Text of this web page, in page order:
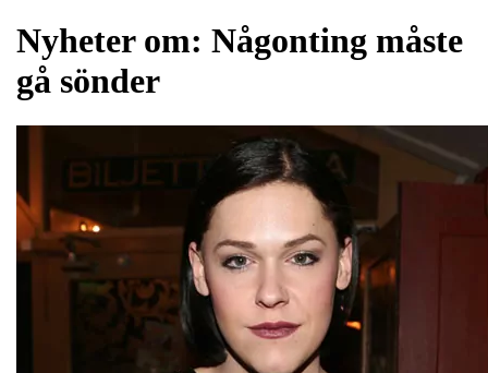
Nyheter om: Någonting måste
gå sönder